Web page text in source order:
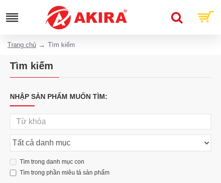
Trang chủ Tìm kiếm
Tìm kiếm
NHẬP SẢN PHẨM MUỐN TÌM:
Tìm trong danh mục con
Tìm trong phần miêu tả sản phẩm